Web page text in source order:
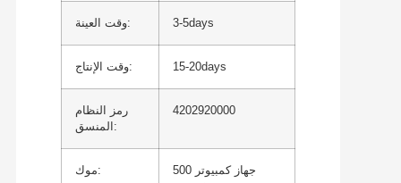
وقت العينة: 3-5days
وقت الإنتاج: 15-20days
رمز النظام
المنسق:
4202920000
موك:
500 جهاز كمبيوتر